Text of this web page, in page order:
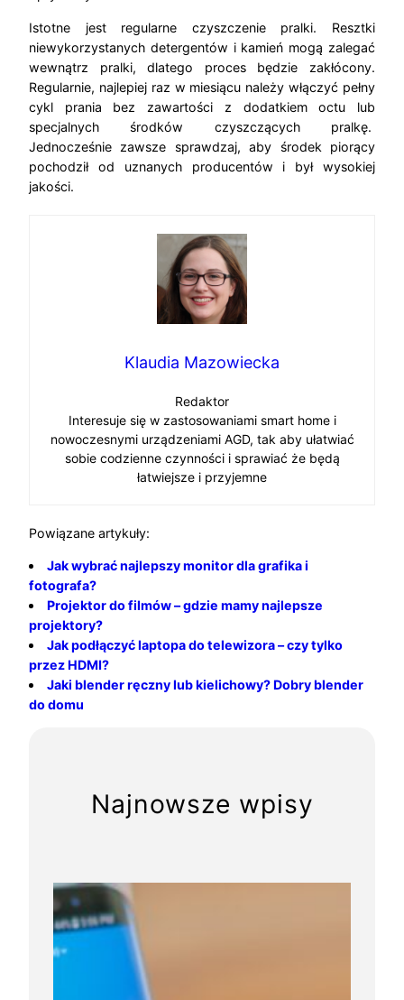
Istotne jest regularne czyszczenie pralki. Resztki
niewykorzystanych detergentów i kamień mogą zalegać
wewnątrz pralki, dlatego proces będzie zakłócony.
Regularnie, najlepiej raz w miesiącu należy włączyć pełny
cykl prania bez zawartości z dodatkiem octu lub
specjalnych środków czyszczących pralkę.
Jednocześnie zawsze sprawdzaj, aby środek piorący
pochodził od uznanych producentów i był wysokiej
jakości.
Klaudia Mazowiecka
Redaktor
Interesuje się w zastosowaniami smart home i
nowoczesnymi urządzeniami AGD, tak aby ułatwiać
sobie codzienne czynności i sprawiać że będą
łatwiejsze i przyjemne
Powiązane artykuły:
Jak wybrać najlepszy monitor dla grafika i
fotografa?
Projektor do filmów – gdzie mamy najlepsze
projektory?
Jak podłączyć laptopa do telewizora – czy tylko
przez HDMI?
Jaki blender ręczny lub kielichowy? Dobry blender
do domu
Najnowsze wpisy